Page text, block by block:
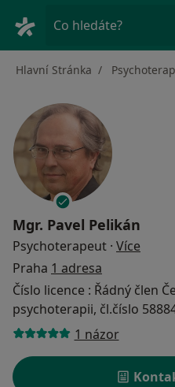
Co hledáte?
Hlavní Stránka
Mgr. Pavel Pelikán
Psychoterapeut · Více
Praha 1 adresa
Číslo licence : Řádný člen
psychoterapii, čl.číslo
1 názor